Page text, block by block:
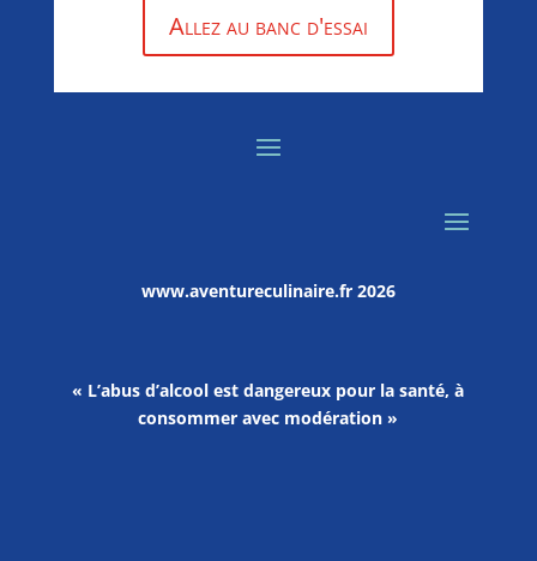
Allez au banc d'essai
www.aventureculinaire.fr2026
« L’abus d’alcool est dangereux pour la santé, à
consommer avec modération »